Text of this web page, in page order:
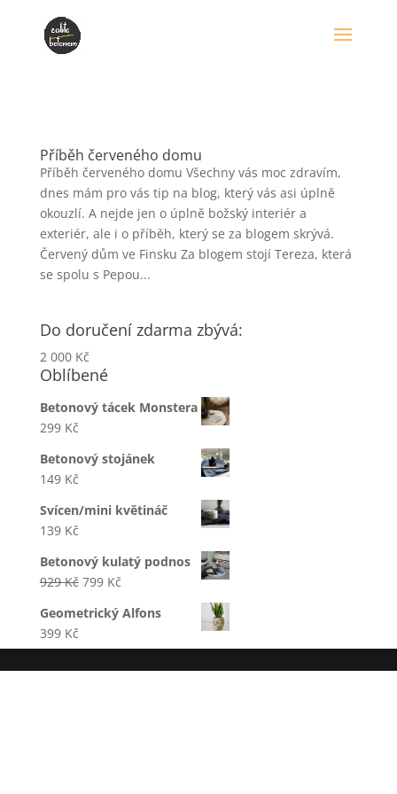
Příběh červeného domu
Příběh červeného domu Všechny vás moc zdravím,
dnes mám pro vás tip na blog, který vás asi úplně
okouzlí. A nejde jen o úplně božský interiér a
exteriér, ale i o příběh, který se za blogem skrývá.
Červený dům ve Finsku Za blogem stojí Tereza, která
se spolu s Pepou...
Do doručení zdarma zbývá:
2 000 Kč
Oblíbené
Betonový tácek Monstera
299 Kč
Betonový stojánek
149 Kč
Svícen/mini květináč
139 Kč
Betonový kulatý podnos
929Kč Original
was:
799 KčCurrent
is:
Geometrický Alfons
399 Kč